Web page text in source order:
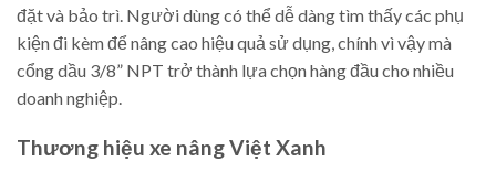
đặt và bảo trì. Người dùng có thể dễ dàng tìm thấy các phụ
kiện đi kèm để nâng cao hiệu quả sử dụng, chính vì vậy mà
cổng dầu 3/8” NPT trở thành lựa chọn hàng đầu cho nhiều
doanh nghiệp.
Thương hiệu xe nâng Việt Xanh